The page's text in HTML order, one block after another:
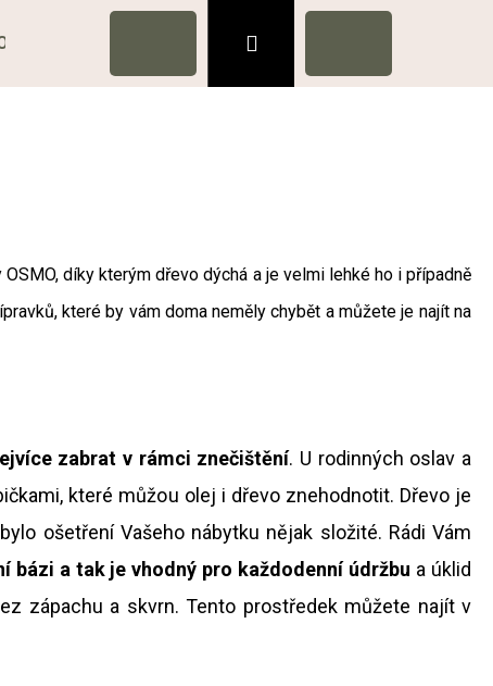
Přihlášení
díky kterým dřevo dýchá a je velmi lehké ho i případně
které by vám doma neměly chybět a můžete je najít na
zabrat v rámci znečištění. U rodinných oslav a
které můžou olej i dřevo znehodnotit. Dřevo je
ošetření Vašeho nábytku nějak složité. Rádi Vám
a tak je vhodný pro každodenní údržbu a úklid
zápachu a skvrn. Tento prostředek můžete najít v